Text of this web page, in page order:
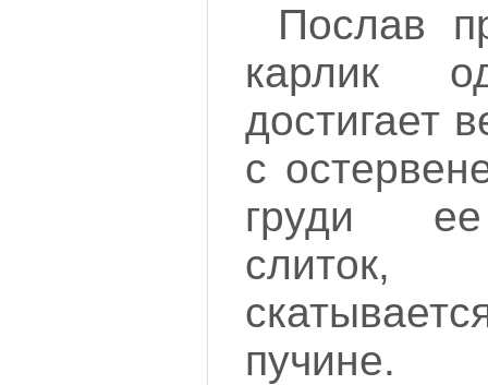
Послав
карлик
достигает
с
груди
пучине.